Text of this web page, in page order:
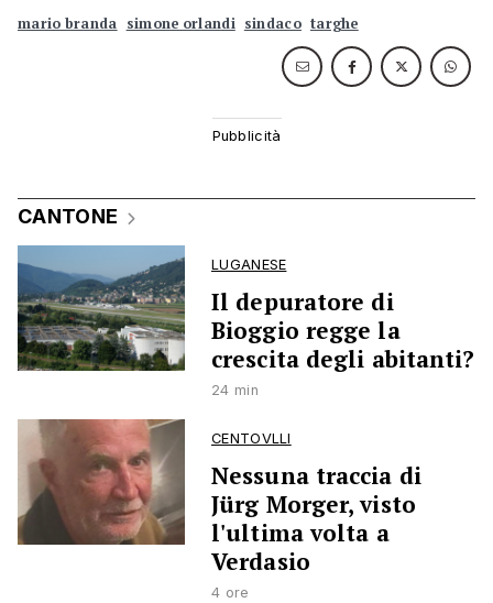
mario branda simone orlandi sindaco targhe
CANTONE
LUGANESE
Il depuratore di
Bioggio regge la
crescita degli abitanti?
24 min
CENTOVLLI
Nessuna traccia di
Jürg Morger, visto
l'ultima volta a
Verdasio
4 ore